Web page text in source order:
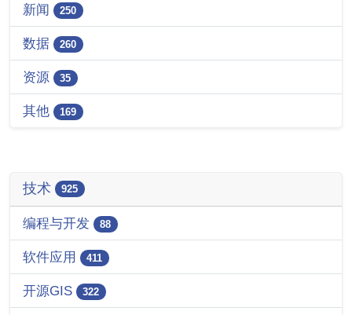
新闻 250
数据 260
资源 35
其他 169
技术 925
编程与开发 88
软件应用 411
开源GIS 322